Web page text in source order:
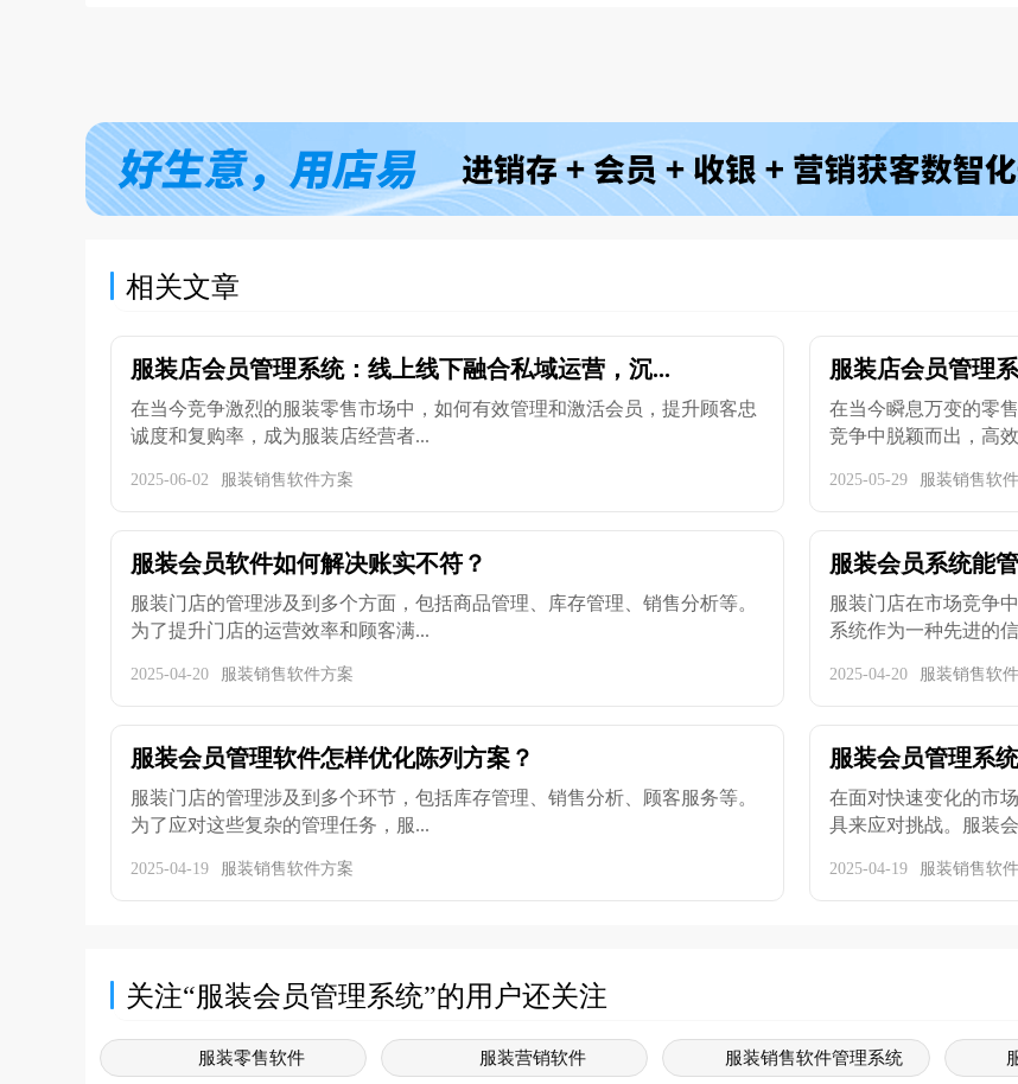
相关文章
服装店会员管理系统：线上线下融合私域运营，沉...
在当今竞争激烈的服装零售市场中，如何有效管理和激活会员，提升顾客忠
诚度和复购率，成为服装店经营者...
2025-06-02 服装销售软件方案
服装店会员管理
在当今瞬息万变的零
竞争中脱颖而出，高
2025-05-29 服装销售软
服装会员软件如何解决账实不符？
服装门店的管理涉及到多个方面，包括商品管理、库存管理、销售分析等。
为了提升门店的运营效率和顾客满...
2025-04-20 服装销售软件方案
服装会员系统能
服装门店在市场竞争
系统作为一种先进的
2025-04-20 服装销售软
服装会员管理软件怎样优化陈列方案？
服装门店的管理涉及到多个环节，包括库存管理、销售分析、顾客服务等。
为了应对这些复杂的管理任务，服...
2025-04-19 服装销售软件方案
服装会员管理系
在面对快速变化的市
具来应对挑战。服装
2025-04-19 服装销售软
关注“服装会员管理系统”的用户还关注
服装零售软件 服装营销软件 服装销售软件管理系统